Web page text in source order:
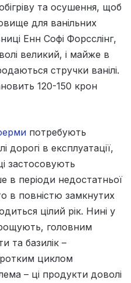
та осушення, щоб
для ванільних
Енн Софі Форсслінг,
великий, і майже в
стручки ванілі.
120-150 крон
потребують
дорогі в експлуатації,
застосовують
в періоди недостатньої
в повністю замкнутих
цілий рік. Нині у
головним
та базилік –
циклом
– ці продукти доволі